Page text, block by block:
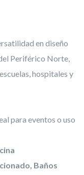
en diseño
Periférico Norte,
hospitales y
para eventos o uso
Baños